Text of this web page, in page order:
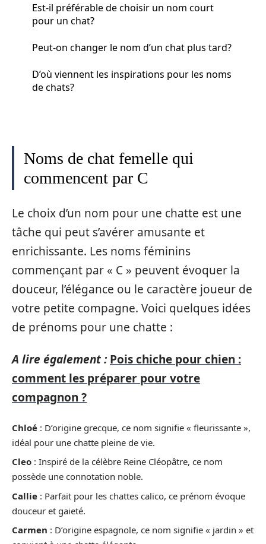
Est-il préférable de choisir un nom court
pour un chat?
Peut-on changer le nom d’un chat plus tard?
D’où viennent les inspirations pour les noms
de chats?
Noms de chat femelle qui
commencent par C
Le choix d’un nom pour une chatte est une
tâche qui peut s’avérer amusante et
enrichissante. Les noms féminins
commençant par « C » peuvent évoquer la
douceur, l’élégance ou le caractère joueur de
votre petite compagne. Voici quelques idées
de prénoms pour une chatte :
A lire également : Pois chiche pour chien :
comment les préparer pour votre
compagnon ?
Chloé : D’origine grecque, ce nom signifie « fleurissante »,
idéal pour une chatte pleine de vie.
Cleo : Inspiré de la célèbre Reine Cléopâtre, ce nom
possède une connotation noble.
Callie : Parfait pour les chattes calico, ce prénom évoque
douceur et gaieté.
Carmen : D’origine espagnole, ce nom signifie « jardin » et